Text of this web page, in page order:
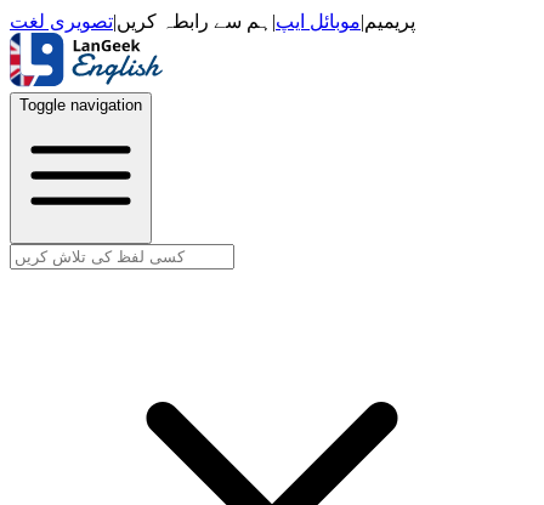
پریمیم|موبائل ایپ| ہم سے رابطہ کریں|تصویری لغت
Toggle navigation